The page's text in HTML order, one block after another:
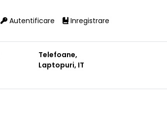
Autentificare Inregistrare
Telefoane,
Laptopuri, IT